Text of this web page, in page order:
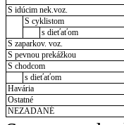
S idúcim nek.voz.
S cyklistom
s dieťaťom
S zaparkov. voz.
S pevnou prekážkou
S chodcom
s dieťaťom
Havária
Ostatné
NEZADANÉ